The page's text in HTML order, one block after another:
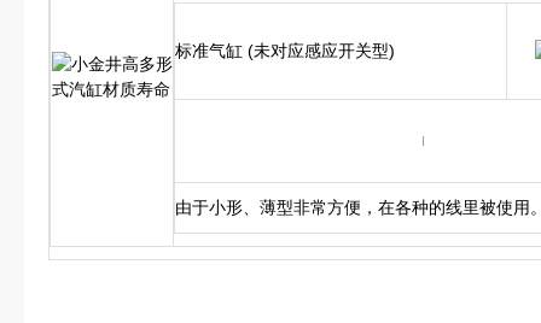
标准气缸 (未对应感应开关型)
由于小形、薄型非常方便，在各种的线里被使用